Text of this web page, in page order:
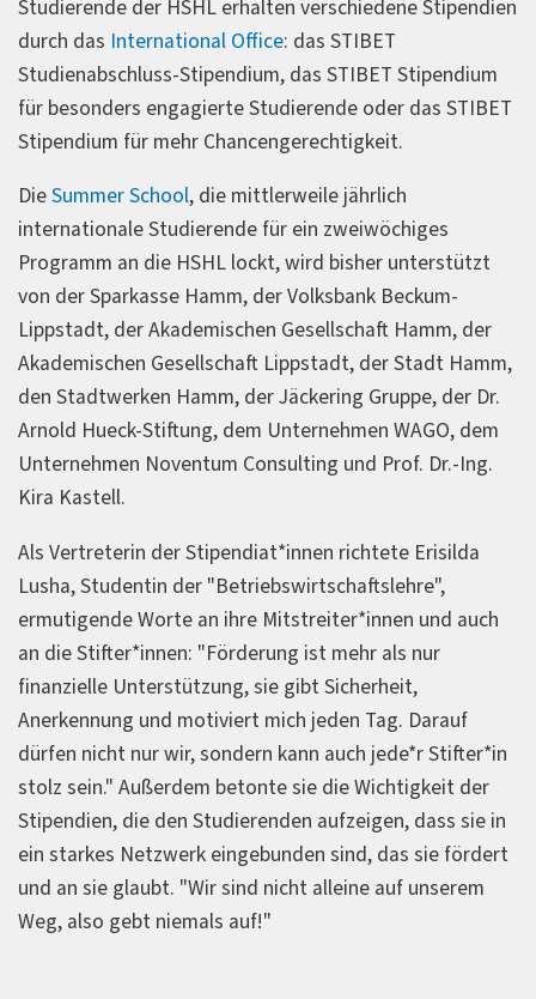
Studierende der HSHL erhalten verschiedene Stipendien
durch das International Office: das STIBET
Studienabschluss-Stipendium, das STIBET Stipendium
für besonders engagierte Studierende oder das STIBET
Stipendium für mehr Chancengerechtigkeit.
DieSummer School, die mittlerweile jährlich
internationale Studierende für ein zweiwöchiges
Programm an die HSHL lockt, wird bisher unterstützt
von der Sparkasse Hamm, der Volksbank Beckum-
Lippstadt, der Akademischen Gesellschaft Hamm, der
Akademischen Gesellschaft Lippstadt, der Stadt Hamm,
den Stadtwerken Hamm, der Jäckering Gruppe, der Dr.
Arnold Hueck-Stiftung, dem Unternehmen WAGO, dem
Unternehmen Noventum Consulting und Prof. Dr.-Ing.
Kira Kastell.
Als Vertreterin der Stipendiat*innen richtete Erisilda
Lusha, Studentin der "Betriebswirtschaftslehre",
ermutigende Worte an ihre Mitstreiter*innen und auch
an die Stifter*innen: "Förderung ist mehr als nur
finanzielle Unterstützung, sie gibt Sicherheit,
Anerkennung und motiviert mich jeden Tag. Darauf
dürfen nicht nur wir, sondern kann auch jede*r Stifter*in
stolz sein." Außerdem betonte sie die Wichtigkeit der
Stipendien, die den Studierenden aufzeigen, dass sie in
ein starkes Netzwerk eingebunden sind, das sie fördert
und an sie glaubt. "Wir sind nicht alleine auf unserem
Weg, also gebt niemals auf!"